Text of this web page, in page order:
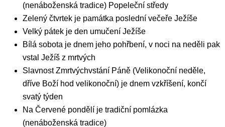
(nenáboženská tradice) Popeleční středy
Zelený čtvrtek je památka poslední večeře Ježíše
Velký pátek je den umučení Ježíše
Bílá sobota je dnem jeho pohřbení, v noci na neděli pak
vstal Ježíš z mrtvých
Slavnost Zmrtvýchvstání Páně (Velikonoční neděle,
dříve Boží hod velikonoční) je dnem vzkříšení, končí
svatý týden
Na Červené pondělí je tradiční pomlázka
(nenáboženská tradice)